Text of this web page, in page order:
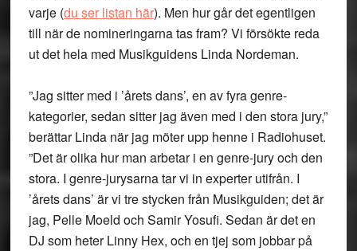
varje (du ser listan här). Men hur går det egentligen
till när de nomineringarna tas fram? Vi försökte reda
ut det hela med Musikguidens Linda Nordeman.
”Jag sitter med i ’årets dans’, en av fyra genre-
kategorier, sedan sitter jag även med i den stora jury,”
berättar Linda när jag möter upp henne i Radiohuset.
”Det är olika hur man arbetar i en genre-jury och den
stora. I genre-jurysarna tar vi in experter utifrån. I
’årets dans’ är vi tre stycken från Musikguiden; det är
jag, Pelle Moeld och Samir Yosufi. Sedan är det en
DJ som heter Linny Hex, och en tjej som jobbar på